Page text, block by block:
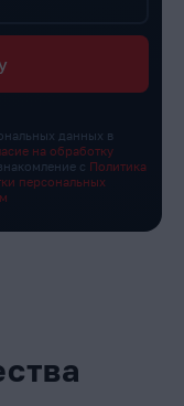
данных в
на обработку
с Политика
персональных